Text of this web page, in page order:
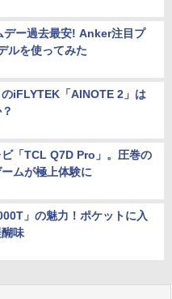
ー過去最安! Anker注目プ
ルを使ってみた
iFLYTEK「AINOTE 2」は
「TCL Q7D Pro」。圧巻の
ムが極上体験に
」の魅力！ポケットに入
味